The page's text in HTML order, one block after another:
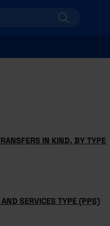
IN KIND, BY TYPE
SERVICES TYPE (PPS)